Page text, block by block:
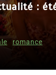
:
romance